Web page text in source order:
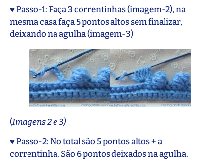
♥ Passo-1: Faça 3 correntinhas (imagem-2), na
mesma casa faça 5 pontos altos sem finalizar,
deixando na agulha (imagem-3)
(Imagens 2 e 3)
♥ Passo-2: No total são 5 pontos altos + a
correntinha. São 6 pontos deixados na agulha.